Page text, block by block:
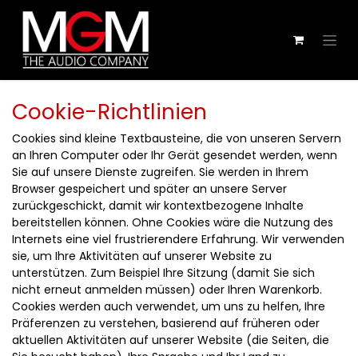
Zum Inhalt springen
Cookie-Richtlinien
Cookies sind kleine Textbausteine, die von unseren Servern
an Ihren Computer oder Ihr Gerät gesendet werden, wenn
Sie auf unsere Dienste zugreifen. Sie werden in Ihrem
Browser gespeichert und später an unsere Server
zurückgeschickt, damit wir kontextbezogene Inhalte
bereitstellen können. Ohne Cookies wäre die Nutzung des
Internets eine viel frustrierendere Erfahrung. Wir verwenden
sie, um Ihre Aktivitäten auf unserer Website zu
unterstützen. Zum Beispiel Ihre Sitzung (damit Sie sich
nicht erneut anmelden müssen) oder Ihren Warenkorb.
Cookies werden auch verwendet, um uns zu helfen, Ihre
Präferenzen zu verstehen, basierend auf früheren oder
aktuellen Aktivitäten auf unserer Website (die Seiten, die